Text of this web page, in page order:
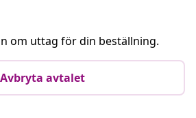
om uttag för din beställning.
Avbryta avtalet